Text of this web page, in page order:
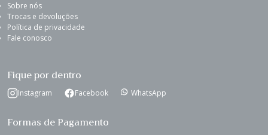
Sobre nós
Trocas e devoluções
Política de privacidade
Fale conosco
Fique por dentro
Instagram Facebook WhatsApp
Formas de Pagamento